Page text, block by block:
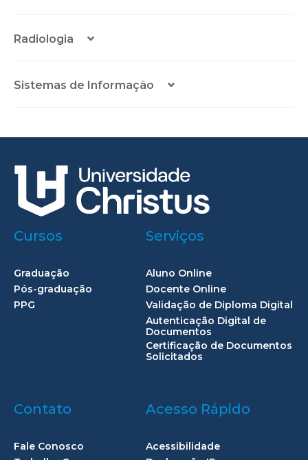
Radiologia
Sistemas de Informação
Cursos
Graduação
Pós-graduação
PPG
Serviços
Aluno Online
Docente Online
Validação de Diploma Digital
Autenticação Digital de
Documentos
Certificação de Documentos
Solicitados
Contato
Fale Conosco
Acesso Rápido
Acessibilidade